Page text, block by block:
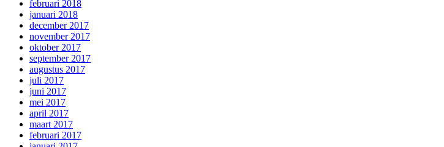
februari 2018
januari 2018
december 2017
november 2017
oktober 2017
september 2017
augustus 2017
juli 2017
juni 2017
mei 2017
april 2017
maart 2017
februari 2017